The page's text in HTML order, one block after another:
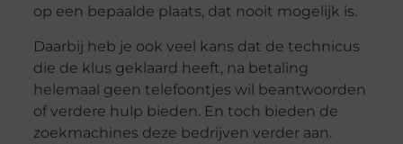
op een bepaalde plaats, dat nooit mogelijk is.
Daarbij heb je ook veel kans dat de technicus
die de klus geklaard heeft, na betaling
helemaal geen telefoontjes wil beantwoorden
of verdere hulp bieden. En toch bieden de
zoekmachines deze bedrijven verder aan.